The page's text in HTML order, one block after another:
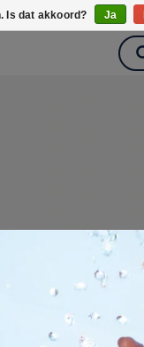
Lichaamsverzorging
Is dat akkoord? Ja